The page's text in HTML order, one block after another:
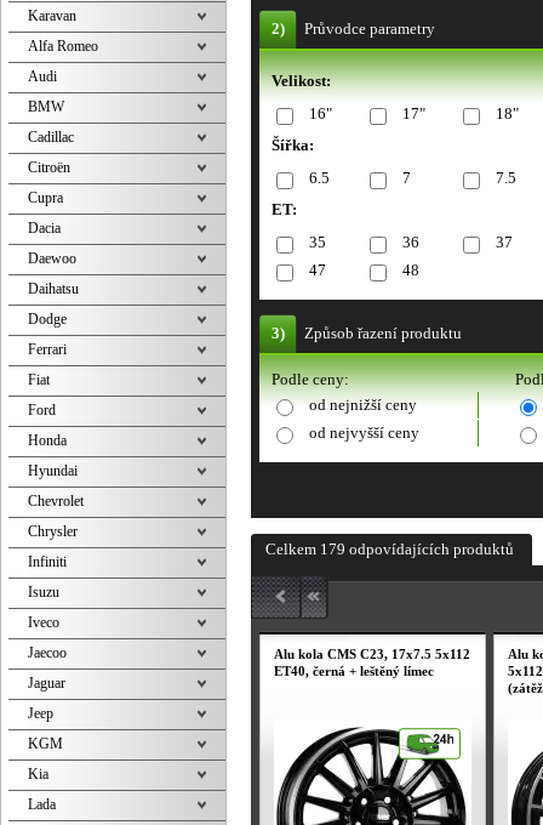
2) Průvodce parametry
Velikost:
16"
17"
18"
Šířka:
6.5
7
7.5
ET:
35
36
37
47
48
3) Způsob řazení produktu
Podle ceny:
od nejnižší ceny
od nejvyšší ceny
Celkem 179 odpovídajících produktů
Alu kola CMS C23, 17x7.5 5x112
ET40, černá + leštěný límec
Alu
Karavan
Alfa Romeo
Audi
BMW
Cadillac
Citroën
Cupra
Dacia
Daewoo
Daihatsu
Dodge
Ferrari
Fiat
Ford
Honda
Hyundai
Chevrolet
Chrysler
Infiniti
Isuzu
Iveco
Jaecoo
Jaguar
Jeep
KGM
Kia
Lada